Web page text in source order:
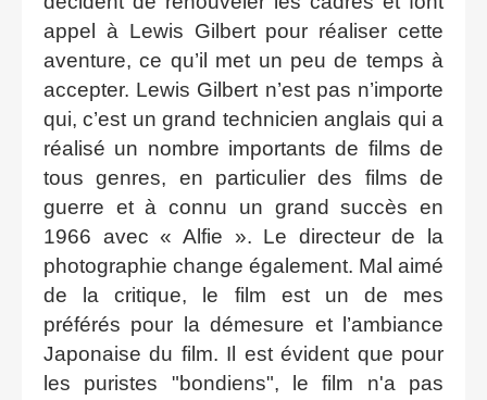
appel à Lewis Gilbert pour réaliser cette
aventure, ce qu’il met un peu de temps à
accepter. Lewis Gilbert n’est pas n’importe
qui, c’est un grand technicien anglais qui a
réalisé un nombre importants de films de
tous genres, en particulier des films de
guerre et à connu un grand succès en
1966 avec « Alfie ». Le directeur de la
photographie change également. Mal aimé
de la critique, le film est un de mes
préférés pour la démesure et l’ambiance
Japonaise du film. Il est évident que pour
les puristes "bondiens", le film n'a pas